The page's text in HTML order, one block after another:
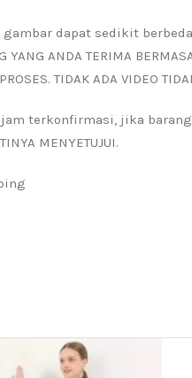
gambar dapat sedikit
YANG ANDA TERIMA
TIDAK ADA VIDEO
terkonfirmasi, jika
MENYETUJUI.